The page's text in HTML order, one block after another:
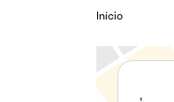
Início
,